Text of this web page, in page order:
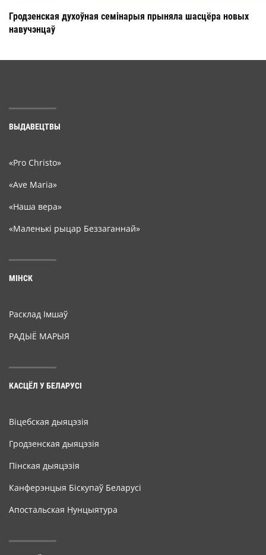
Гродзенская духоўная семінарыя прыняла шасцёра новых
навучэнцаў
ВЫДАВЕЦТВЫ
«Pro Christo»
«Ave Maria»
«Наша вера»
«Маленькі рыцар Беззаганнай»
МІНСК
Расклад Імшаў
РАДЫЁ МАРЫЯ
КАСЦЁЛ У БЕЛАРУСІ
Віцебская дыяцэзія
Гродзенская дыяцэзія
Пінская дыяцэзія
Канферэнцыя Біскупаў Беларусі
Апостальская Нунцыятура